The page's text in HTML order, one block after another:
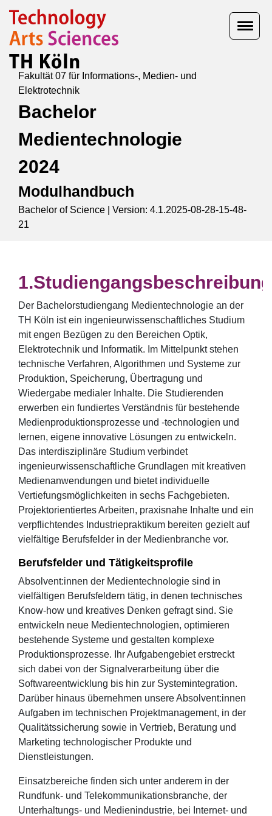
Fakultät 07 für Informations-, Medien- und
Elektrotechnik
Bachelor
Medientechnologie
2024
Modulhandbuch
Bachelor of Science | Version: 4.1.2025-08-28-15-48-
21
Studiengangsbeschreibung
Der Bachelorstudiengang Medientechnologie an der
TH Köln ist ein ingenieurwissenschaftliches Studium
mit engen Bezügen zu den Bereichen Optik,
Elektrotechnik und Informatik. Im Mittelpunkt stehen
technische Verfahren, Algorithmen und Systeme zur
Produktion, Speicherung, Übertragung und
Wiedergabe medialer Inhalte. Die Studierenden
erwerben ein fundiertes Verständnis für bestehende
Medienproduktionsprozesse und -technologien und
lernen, eigene innovative Lösungen zu entwickeln.
Das interdisziplinäre Studium verbindet
ingenieurwissenschaftliche Grundlagen mit kreativen
Medienanwendungen und bietet individuelle
Vertiefungsmöglichkeiten in sechs Fachgebieten.
Projektorientiertes Arbeiten, praxisnahe Inhalte und ein
verpflichtendes Industriepraktikum bereiten gezielt auf
vielfältige Berufsfelder in der Medienbranche vor.
Berufsfelder und Tätigkeitsprofile
Absolvent:innen der Medientechnologie sind in
vielfältigen Berufsfeldern tätig, in denen technisches
Know-how und kreatives Denken gefragt sind. Sie
entwickeln neue Medientechnologien, optimieren
bestehende Systeme und gestalten komplexe
Produktionsprozesse. Ihr Aufgabengebiet erstreckt
sich dabei von der Signalverarbeitung über die
Softwareentwicklung bis hin zur Systemintegration.
Darüber hinaus übernehmen unsere Absolvent:innen
Aufgaben im technischen Projektmanagement, in der
Qualitätssicherung sowie in Vertrieb, Beratung und
Marketing technologischer Produkte und
Dienstleistungen.
Einsatzbereiche finden sich unter anderem in der
Rundfunk- und Telekommunikationsbranche, der
Unterhaltungs- und Medienindustrie, bei Internet- und